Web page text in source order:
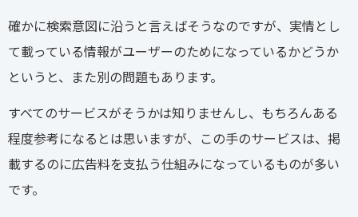
確かに検索意図に沿うと言えばそうなのですが、実情とし
て載っている情報がユーザーのためになっているかどうか
というと、また別の問題もあります。
すべてのサービスがそうかは知りませんし、もちろんある
程度参考になるとは思いますが、この手のサービスは、掲
載するのに広告料を支払う仕組みになっているものが多い
です。